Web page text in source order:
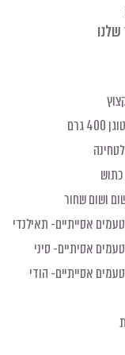
גרם
כתוש
ושום שחור
אסייתיים- תאילנדי
אסיתיים- סיני
אסייתיים- הודי